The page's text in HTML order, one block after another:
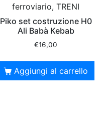
ferroviario, TRENI
Piko set costruzione H0
Ali Babà Kebab
€16,00
Aggiungi al carrello